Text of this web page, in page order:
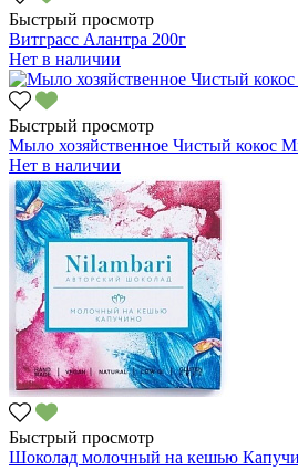
Быстрый просмотр
Витграсс Алантра 200г
Нет в наличии
Быстрый просмотр
Мыло хозяйственное Чистый кокос
Нет в наличии
Быстрый просмотр
Шоколад молочный на кешью